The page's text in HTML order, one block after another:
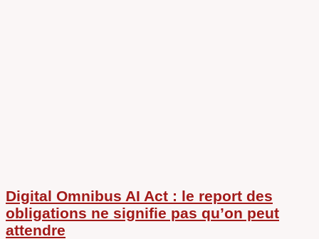
Digital Omnibus AI Act : le report des
obligations ne signifie pas qu’on peut
attendre